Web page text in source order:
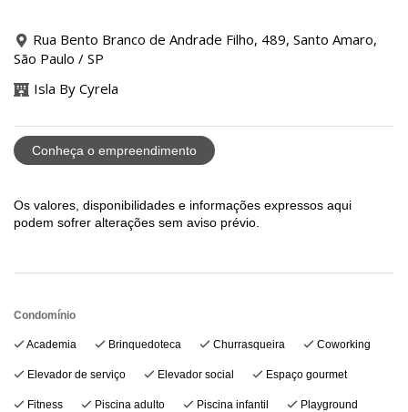
Rua Bento Branco de Andrade Filho, 489, Santo Amaro,
São Paulo / SP
Isla By Cyrela
Conheça o empreendimento
Os valores, disponibilidades e informações expressos aqui
podem sofrer alterações sem aviso prévio.
Condomínio
Academia Brinquedoteca Churrasqueira Coworking
Elevador de serviço Elevador social Espaço gourmet
Fitness Piscina adulto Piscina infantil Playground